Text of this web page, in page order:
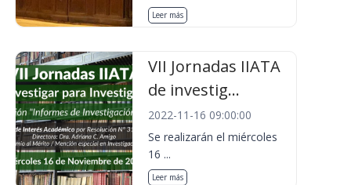
Leer más
VII Jornadas IIATA
de investig...
2022-11-16 09:00:00
Se realizarán el miércoles
16 ...
Leer más